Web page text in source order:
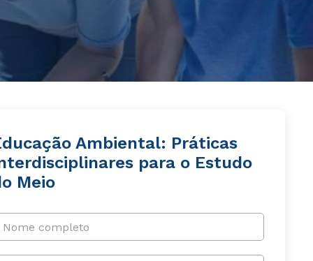
Ambiental: Práticas
para o Estudo
Meio
Nome completo